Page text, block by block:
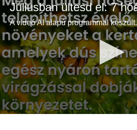
A videó AI alapú programmal készült.